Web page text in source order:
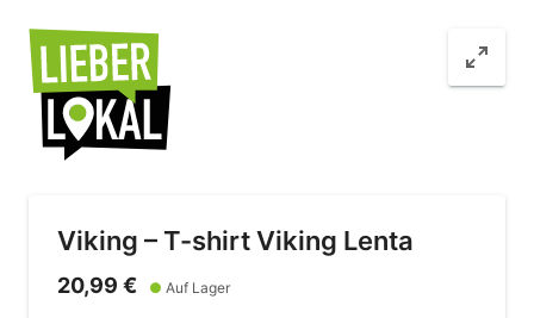
Viking – T-shirt Viking Lenta
20,99 € ● Auf Lager